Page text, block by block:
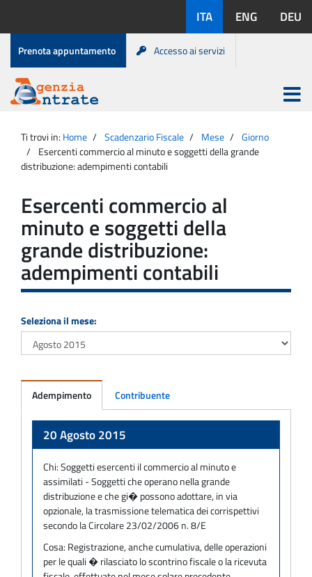
contenuto
disponibili:
ITA ENG DEU
Menu
di
servizio
Prenota appuntamento Accesso ai servizi
Agenzia
Entrate
Apri
menu
principale
Ti trovi in: Home Scadenzario Fiscale Mese
Giorno
Esercenti commercio al minuto e soggetti della grande
distribuzione: adempimenti contabili
Esercenti commercio al
minuto e soggetti della
grande distribuzione:
adempimenti contabili
Seleziona il mese:
Adempimento Contribuente
20 Agosto 2015
Chi:Soggetti esercenti il commercio al minuto e
assimilati - Soggetti che operano nella grande
distribuzione e che gi� possono adottare, in via
opzionale, la trasmissione telematica dei corrispettivi
secondo la Circolare 23/02/2006 n. 8/E
Cosa: Registrazione, anche cumulativa, delle operazioni
per le quali � rilasciato lo scontrino fiscale o la ricevuta